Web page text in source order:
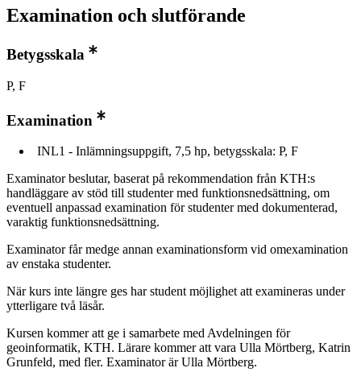
Examination och slutförande
Betygsskala
P, F
Examination
INL1 - Inlämningsuppgift, 7,5 hp, betygsskala: P, F
Examinator beslutar, baserat på rekommendation från KTH:s
handläggare av stöd till studenter med funktionsnedsättning, om
eventuell anpassad examination för studenter med dokumenterad,
varaktig funktionsnedsättning.
Examinator får medge annan examinationsform vid omexamination
av enstaka studenter.
När kurs inte längre ges har student möjlighet att examineras under
ytterligare två läsår.
Kursen kommer att ge i samarbete med Avdelningen för
geoinformatik, KTH. Lärare kommer att vara Ulla Mörtberg, Katrin
Grunfeld, med fler. Examinator är Ulla Mörtberg.